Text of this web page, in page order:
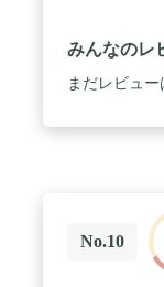
ビーなどの
ム、アウト
ストンバッグ
ベルバッグ
やスポーツに
本、靴1足、
を収納でき
着、ズボン5
などを収納
を自由に調
イン性の高
グ、旅行、
バスケット
みんなのレ
まだレビュ
No.10